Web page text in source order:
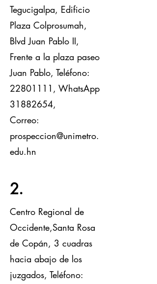
Tegucigalpa, Edificio
Plaza Colprosumah,
Blvd Juan Pablo II,
Frente a la plaza paseo
Juan Pablo, Teléfono:
22801111 , WhatsApp
31882654,
Correo:
prospeccion@unimetro.
edu.hn
2.
Centro Regional de
Occidente,Santa Rosa
de Copán, 3 cuadras
hacia abajo de los
juzgados, Teléfono: